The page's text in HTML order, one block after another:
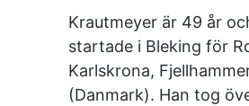
Krautmeyer är 49 år
startade i Bleking för
Karlskrona,
(Danmark). Han tog